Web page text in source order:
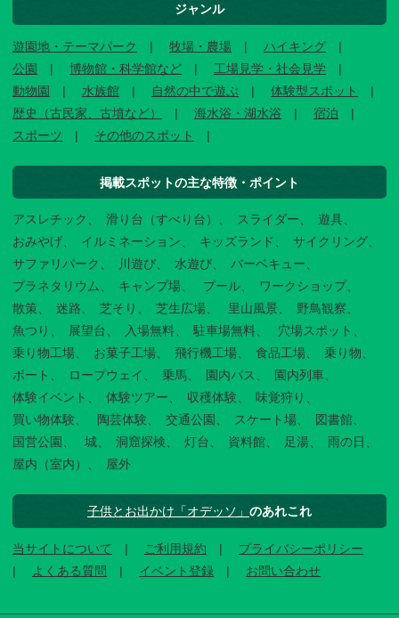
ジャンル
遊園地・テーマパーク 牧場・農場
ハイキング
公園
博物館・科学館など
工場見学・社会見学
動物園
水族館 自然の中で遊ぶ
体験型スポット
歴史（古民家、古墳など）
海水浴・湖水浴
宿泊
スポーツ
その他のスポット
掲載スポットの主な特徴・ポイント
アスレチック 滑り台（すべり台） スライダー
遊具
おみやげ
イルミネーション キッズランド
サイクリング
サファリパーク
川遊び 水遊び
バーベキュー
プラネタリウム
キャンプ場 プール
ワークショップ
散策
迷路 芝そり 芝生広場 里山風景
野鳥観察
魚つり
展望台 入場無料 駐車場無料
穴場スポット
乗り物工場
お菓子工場 飛行機工場 食品工場
乗り物
ボート
ロープウェイ 乗馬 園内バス
園内列車
体験イベント
体験ツアー 収穫体験
味覚狩り
買い物体験
陶芸体験 交通公園 スケート場
図書館
国営公園
城 洞窟探検 灯台 資料館 足湯
雨の日
屋内（室内）
屋外
子供とお出かけ「オデッソ」 のあれこれ
当サイトについて ご利用規約
プライバシーポリシー
よくある質問
イベント登録 お問い合わせ